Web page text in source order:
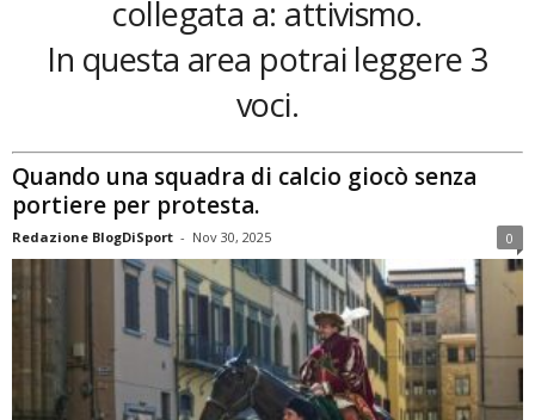
collegata a: attivismo.
In questa area potrai leggere 3
voci.
Quando una squadra di calcio giocò senza
portiere per protesta.
Redazione BlogDiSport - Nov 30, 2025 0